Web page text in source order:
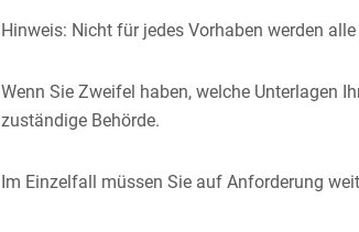
Hinweis: Nicht für jedes Vorhaben werden
Wenn Sie Zweifel haben, welche Unterlagen
zuständige Behörde.
Im Einzelfall müssen Sie auf Anforderung